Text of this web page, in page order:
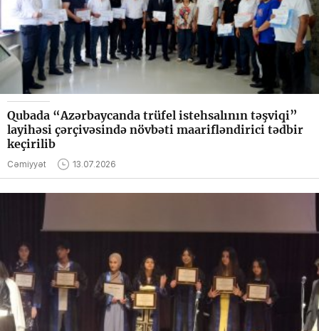
Qubada “Azərbaycanda trüfel istehsalının təşviqi”
layihəsi çərçivəsində növbəti maarifləndirici tədbir
keçirilib
Cəmiyyət 13.07.2026